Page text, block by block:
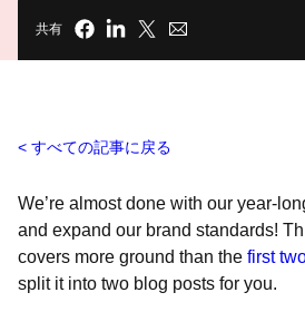
共有
すべての記事に戻る
We’re almost done with our year-
and expand our brand standards!
covers more ground than the first
split it into two blog posts for you.